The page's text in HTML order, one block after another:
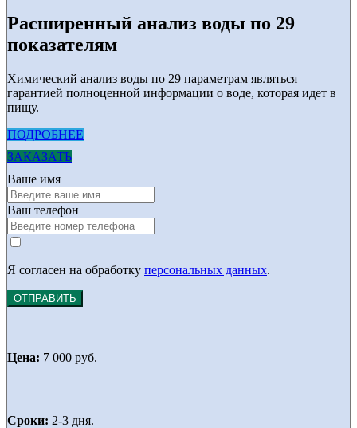
Расширенный анализ воды по 29
показателям
Химический анализ воды по 29 параметрам являться
гарантией полноценной информации о воде, которая идет в
пищу.
ПОДРОБНЕЕ
ЗАКАЗАТЬ
Ваше имя
Ваш телефон
Я согласен на обработку персональных данных.
ОТПРАВИТЬ
Цена: 7 000 руб.
Сроки: 2-3 дня.